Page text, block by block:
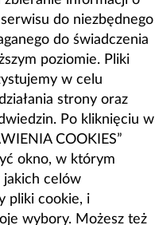
do niezbędnego
do świadczenia
poziomie. Pliki
w celu
strony oraz
Po kliknięciu w
COOKIES”
okno, w którym
jakich celów
pliki cookie, i
wybory. Możesz też